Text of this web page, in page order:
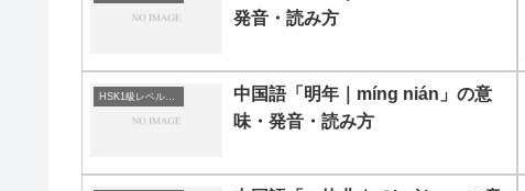
発音・読み方
中国語「明年｜míng nián」の意
味・発音・読み方